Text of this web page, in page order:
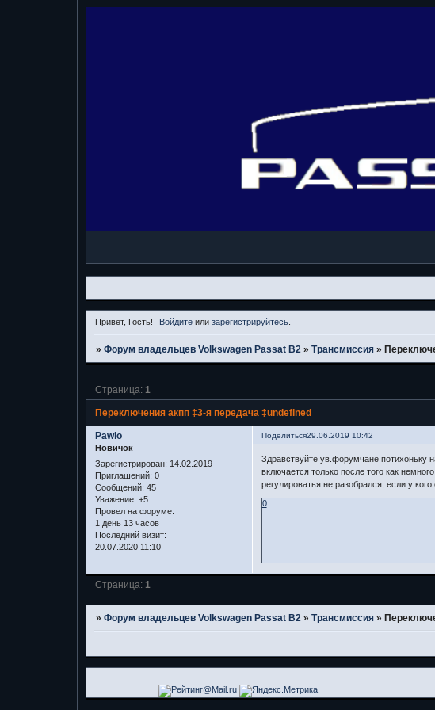
Привет, Гость! Войдите илизарегистрируйтесь.
» Форум владельцев Volkswagen Passat B2 » Трансмиссия »
Переключения акпп ‡3-я передача ‡undefined
Страница: 1
Поделиться29.06.2019 10:42
Pawlo
Новичок
Зарегистрирован: 14.02.2019
Приглашений: 0
Сообщений: 45
Уважение: +5
Провел на форуме:
1 день 13 часов
Последний визит:
20.07.2020 11:10
Здравствуйте ув.форумчане потихоньку
включается только после того как
регулироватья не разобрался, если у
0
Страница: 1
» Форум владельцев Volkswagen Passat B2 » Трансмиссия »